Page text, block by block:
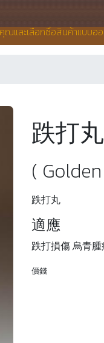
ณและเลือกซื้อสินค้าแบบอ
跌打丸
(
跌打丸
適應
跌打損傷 烏青
價錢